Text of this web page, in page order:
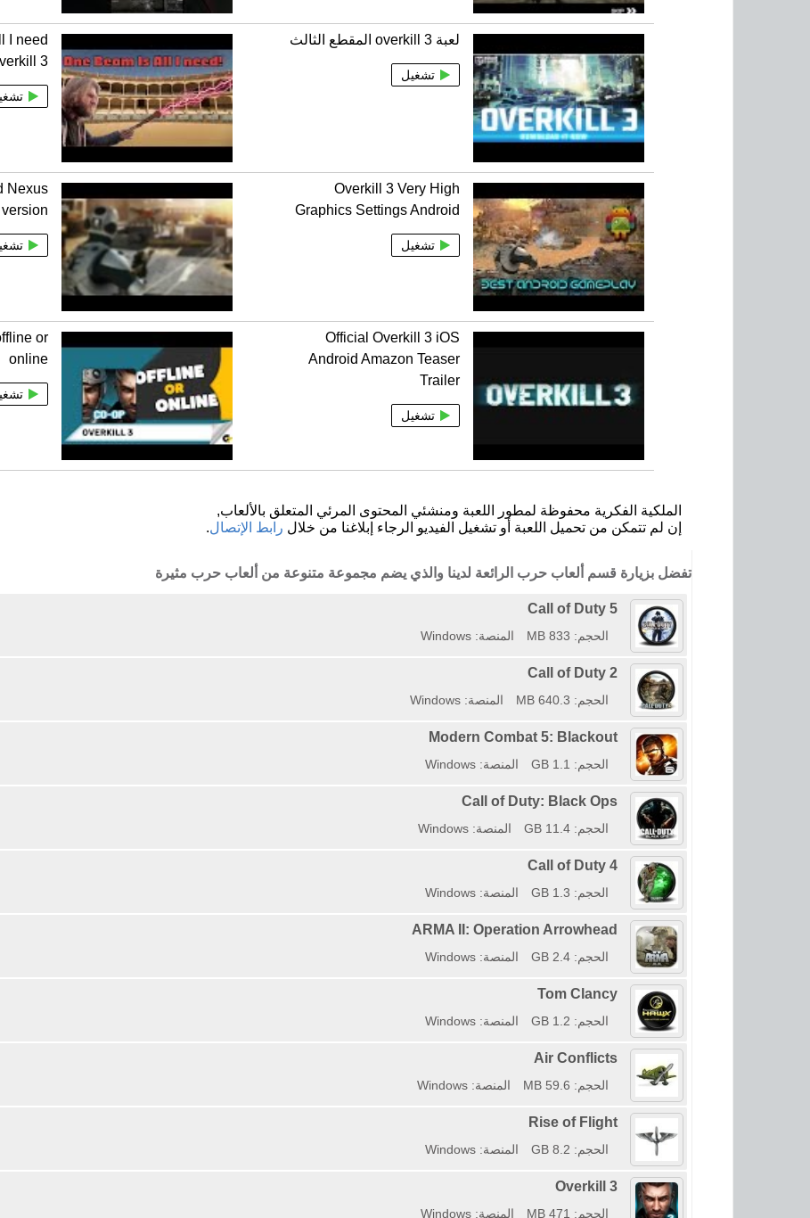
لعبة overkill 3 المقطع الثالث
تشغيل
I need
3
Overkill 3 Very High
Graphics Settings Android
تشغيل
Nexus
Official Overkill 3 iOS
Android Amazon Teaser
Trailer
تشغيل
or
online
الملكية الفكرية محفوظة لمطور اللعبة ومنشئي المحتوى المرئي المتعلق بالألعاب,
إن لم تتمكن من تحميل اللعبة أو تشغيل الفيديو الرجاء إبلاغنا من خلال رابط الإتصال.
تفضل بزيارة قسم ألعاب حرب الرائعة لدينا والذي يضم مجموعة متنوعة من ألعاب حرب مثيرة
Call of Duty 5
الحجم: 833 MB المنصة: Windows
Call of Duty 2
الحجم: 640.3 MB المنصة: Windows
Modern Combat 5: Blackout
الحجم: 1.1 GB المنصة: Windows
Call of Duty: Black Ops
الحجم: 11.4 GB المنصة: Windows
Call of Duty 4
الحجم: 1.3 GB المنصة: Windows
ARMA II: Operation Arrowhead
الحجم: 2.4 GB المنصة: Windows
Tom Clancy
الحجم: 1.2 GB المنصة: Windows
Air Conflicts
الحجم: 59.6 MB المنصة: Windows
Rise of Flight
الحجم: 8.2 GB المنصة: Windows
Overkill 3
الحجم: 471 MB المنصة: Windows